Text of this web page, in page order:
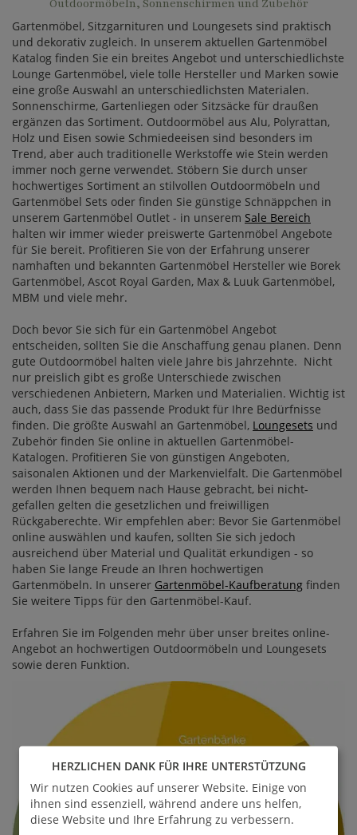
Outdoormöbeln, Sonnenschirmen und Zubehör
Gartenmöbel, Sitzgarnituren und Loungesets sind praktisch
und dekorativ zugleich. In unserem aktuellen Gartenmöbel
Katalog finden Sie ein breites Angebot und unterschiedlichste
Lounge Gartenmöbel, viele tolle Hersteller und Marken sowie
eine große Auswahl an unterschiedlichsten Materialen.
Sonnenschirme, Gartenliegen oder Sitzsäcke für draußen
ergänzen das Sortiment. Outdoormöbel aus Alu, Polyrattan,
Holz und Eisen sowie Schmiedeeisen sind besonders im
Trend, aber auch traditionelle Werkstoffe wie Stein werden
immer noch gerne verwendet. Stöbern Sie durch unser
hochwertiges Sortiment an stilvollen Outdoormöbeln und
Gartenmöbel Sets oder finden Sie günstige Schnäppchen in
unserem Gartenmöbel Outlet - in unserem Sale Bereich
halten wir immer wieder preiswerte Gartenmöbel Angebote
für Sie bereit. Profitieren Sie von der Erfahrung unserer
namhaften und bekannten Gartenmöbel Hersteller wie Borek
Gartenmöbel, Ascot Royal Garden, Max & Luuk Gartenmöbel,
MBM und viele mehr.
Doch bevor Sie sich für ein Gartenmöbel Angebot
entscheiden, sollten Sie die Anschaffung genau planen. Denn
gute Outdoormöbel halten viele Jahre bis Jahrzehnte. Nicht
nur preislich gibt es große Unterschiede zwischen
verschiedenen Anbietern, Marken und Materialien. Wichtig ist
auch, dass Sie das passende Produkt für Ihre Bedürfnisse
finden. Die größte Auswahl an Gartenmöbel, Loungesets und
Zubehör finden Sie online in aktuellen Gartenmöbel-
Katalogen. Profitieren Sie von günstigen Angeboten,
saisonalen Aktionen und der Markenvielfalt. Die Gartenmöbel
werden Ihnen bequem nach Hause gebracht, bei nicht-
gefallen gelten die gesetzlichen und freiwilligen
Rückgaberechte. Wir empfehlen aber: Bevor Sie Gartenmöbel
online auswählen und kaufen, sollten Sie sich jedoch
ausreichend über Material und Qualität erkundigen - so
haben Sie lange Freude an Ihren hochwertigen
Gartenmöbeln. In unserer Gartenmöbel-Kaufberatung finden
Sie weitere Tipps für den Gartenmöbel-Kauf.
Erfahren Sie im Folgenden mehr über unser breites online-
Angebot an hochwertigen Outdoormöbeln und Loungesets
sowie deren Funktion.
HERZLICHEN DANK FÜR IHRE UNTERSTÜTZUNG
Wir nutzen Cookies auf unserer Website. Einige von
ihnen sind essenziell, während andere uns helfen,
diese Website und Ihre Erfahrung zu verbessern.